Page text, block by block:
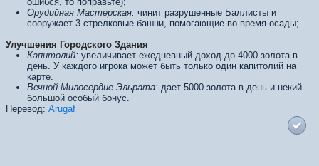
Орудийная Мастерская: чинит разрушенные Баллисты и
сооружает 3 стрелковые башни, помогающие во время осады;
Улучшения Городского Здания
Капитолий: увеличивает ежедневный доход до 4000 золота в
день. У каждого игрока может быть только один капитолий на
карте.
Вечной Милосердие Эльрата: дает 5000 золота в день и некий
большой особый бонус.
Перевод: Arugaf